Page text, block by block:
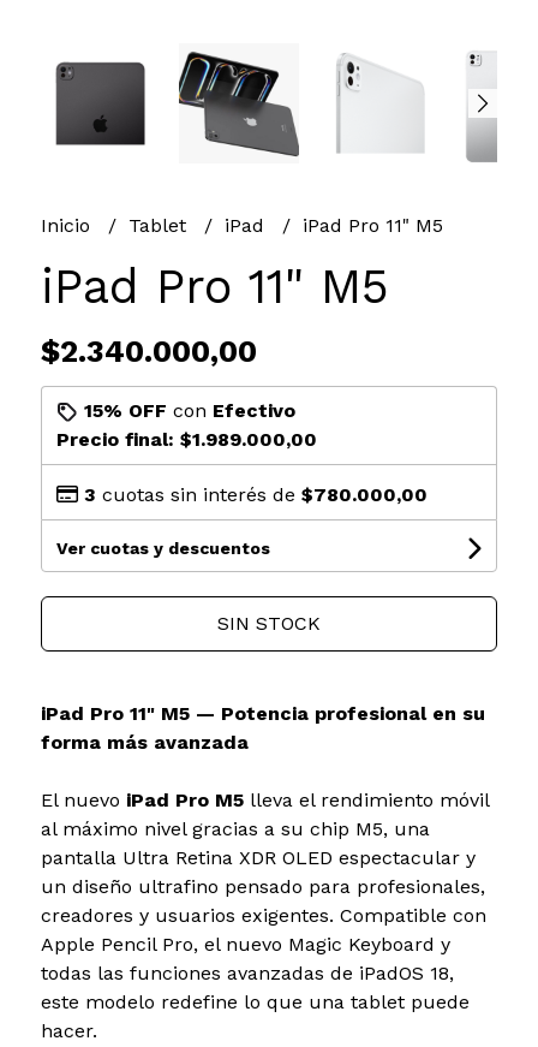
Inicio Tablet iPad iPad Pro 11" M5
iPad Pro 11" M5
$2.340.000,00
15% OFF con Efectivo
Precio final: $1.989.000,00
3 cuotas sin interés de $780.000,00
Ver cuotas y descuentos
SIN STOCK
iPad Pro 11" M5 — Potencia profesional en su
forma más avanzada
El nuevo iPad Pro M5lleva el rendimiento móvil
al máximo nivel gracias a su chip M5, una
pantalla Ultra Retina XDR OLED espectacular y
un diseño ultrafino pensado para profesionales,
creadores y usuarios exigentes. Compatible con
Apple Pencil Pro, el nuevo Magic Keyboard y
todas las funciones avanzadas de iPadOS 18,
este modelo redefine lo que una tablet puede
hacer.